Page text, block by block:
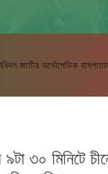
জাতীয় অর্থোপেডিক
৩০ মিনিটে